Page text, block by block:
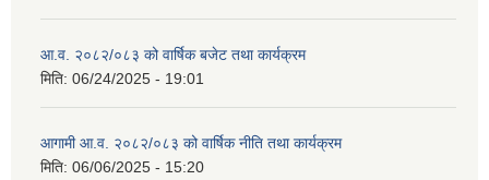
आ.व. २०८२/०८३ को वार्षिक बजेट तथा कार्यक्रम
मिति: 06/24/2025 - 19:01
आगामी आ.व. २०८२/०८३ को वार्षिक नीति तथा कार्यक्रम
मिति: 06/06/2025 - 15:20